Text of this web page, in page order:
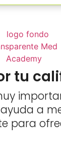
tu
a
para